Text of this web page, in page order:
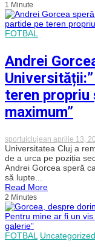
1 Minute
FOTBAL
Andrei
teren propriu
maximum”
sportulclujean aprilie 13,
Universitatea Cluj a
de a urca pe poziția
Andrei Gorcea speră
să lupte...
Read More
2 Minutes
FOTBAL Uncategorized